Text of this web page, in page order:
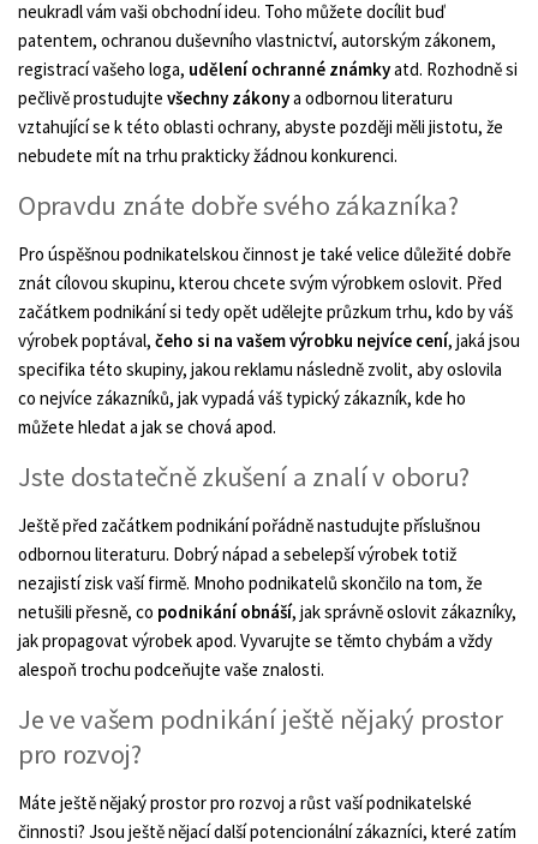
neukradl vám vaši obchodní ideu. Toho můžete docílit buď
patentem, ochranou duševního vlastnictví, autorským zákonem,
registrací vašeho loga, udělení ochranné známkyatd. Rozhodně si
pečlivě prostudujte všechny zákonya odbornou literaturu
vztahující se k této oblasti ochrany, abyste později měli jistotu, že
nebudete mít na trhu prakticky žádnou konkurenci.
Opravdu znáte dobře svého zákazníka?
Pro úspěšnou podnikatelskou činnost je také velice důležité dobře
znát cílovou skupinu, kterou chcete svým výrobkem oslovit. Před
začátkem podnikání si tedy opět udělejte průzkum trhu, kdo by váš
výrobek poptával, čeho si na vašem výrobku nejvíce cení, jaká jsou
specifika této skupiny, jakou reklamu následně zvolit, aby oslovila
co nejvíce zákazníků, jak vypadá váš typický zákazník, kde ho
můžete hledat a jak se chová apod.
Jste dostatečně zkušení a znalí v oboru?
Ještě před začátkem podnikání pořádně nastudujte příslušnou
odbornou literaturu. Dobrý nápad a sebelepší výrobek totiž
nezajistí zisk vaší firmě. Mnoho podnikatelů skončilo na tom, že
netušili přesně, co podnikání obnáší, jak správně oslovit zákazníky,
jak propagovat výrobek apod. Vyvarujte se těmto chybám a vždy
alespoň trochu podceňujte vaše znalosti.
Je ve vašem podnikání ještě nějaký prostor
pro rozvoj?
Máte ještě nějaký prostor pro rozvoj a růst vaší podnikatelské
činnosti? Jsou ještě nějací další potencionální zákazníci, které zatím